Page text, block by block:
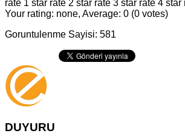
rate 1 star rate 2 star rate 3 star rate 4 star
Your rating: none, Average: 0 (0 votes)
Goruntulenme Sayisi: 581
DUYURU